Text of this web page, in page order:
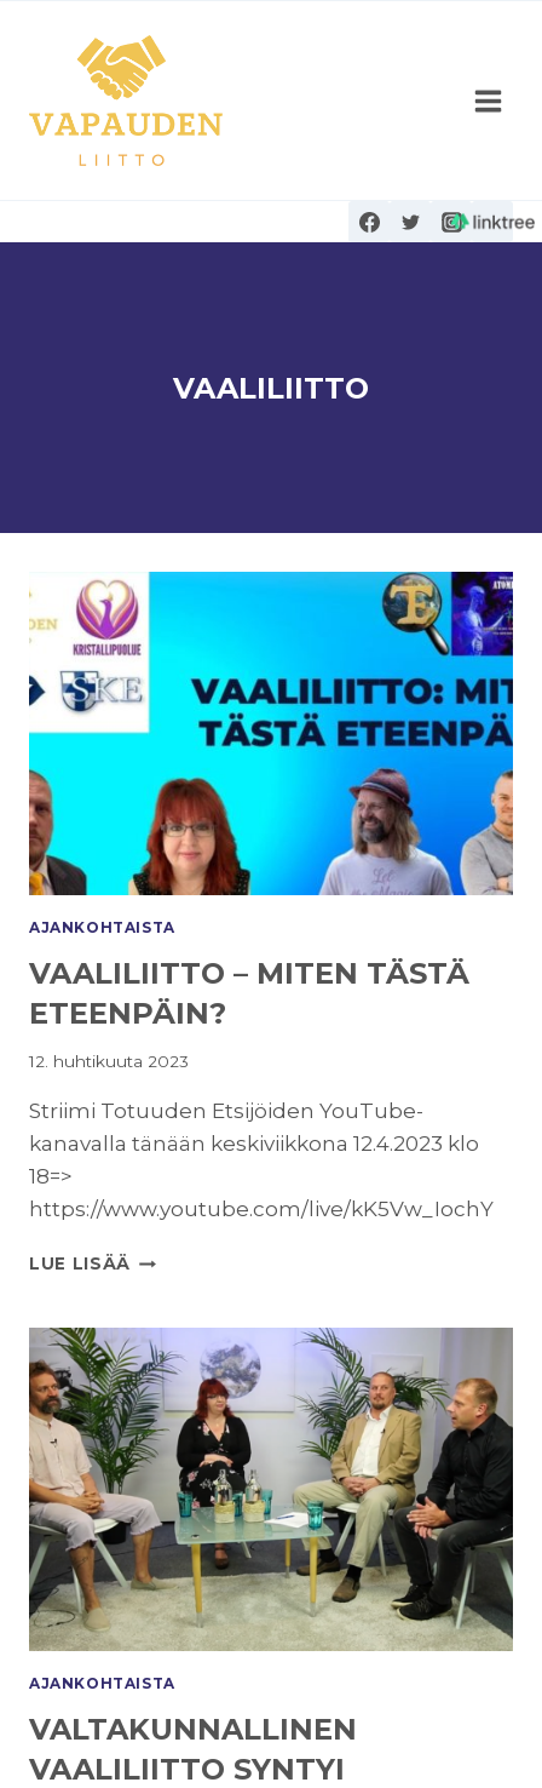
sisältöön
VAALILIITTO
AJANKOHTAISTA
VAALILIITTO – MITEN TÄSTÄ
ETEENPÄIN?
12. huhtikuuta 2023
Striimi Totuuden Etsijöiden YouTube-
kanavalla tänään keskiviikkona 12.4.2023 klo
18=>
https://www.youtube.com/live/kK5Vw_IochY
LUE LISÄÄ VAALILIITTO
TÄSTÄ
ETEENPÄIN?
AJANKOHTAISTA
VALTAKUNNALLINEN
VAALILIITTO SYNTYI